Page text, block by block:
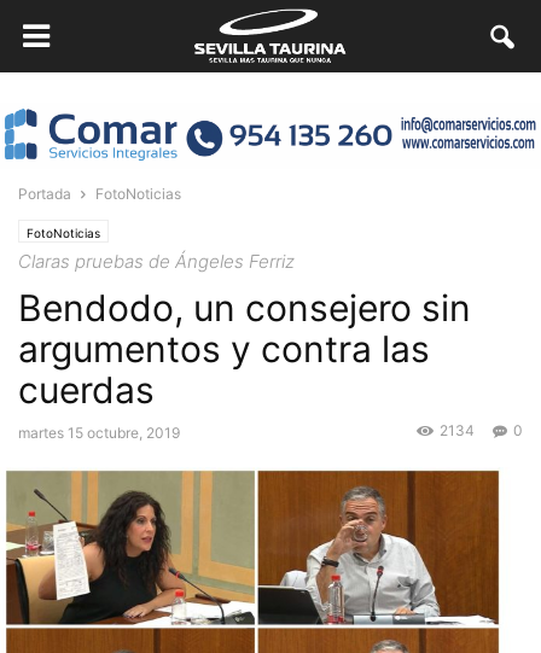
Portada FotoNoticias
FotoNoticias
Claras pruebas de Ángeles Ferriz
Bendodo, un consejero sin
argumentos y contra las
cuerdas
martes 15 octubre, 2019 0
2134